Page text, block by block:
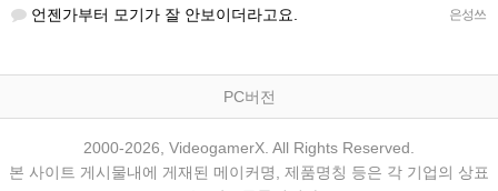
은성쓰
언젠가부터 모기가 잘 안보이더라고요.
PC버전
2000-2026, VideogamerX. All Rights Reserved.
본 사이트 게시물내에 게재된 메이커명, 제품명칭 등은 각 기업의 상표